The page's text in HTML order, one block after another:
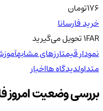
176تومان
خرید فارسانا
1FARتحویلمی‌گیرید
نمودار قیمتارزهای مشابه
متداولدیدگاه هااخبار
بررسی وضعیت امروز